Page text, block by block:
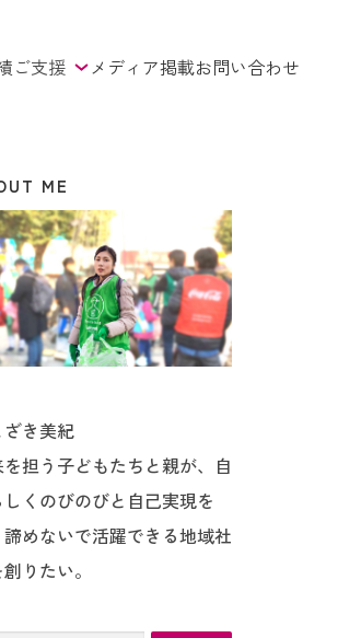
ご支援 メディア掲載お問い合わせ
ME
ざき美紀
担う子どもたちと親が、自
くのびのびと自己実現を
諦めないで活躍できる地域社
りたい。